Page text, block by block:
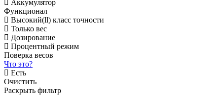
Аккумулятор
Функционал
Высокий(ll) класс точности
Только вес
Дозирование
Процентный режим
Поверка весов
Что это?
Есть
Очистить
Раскрыть фильтр